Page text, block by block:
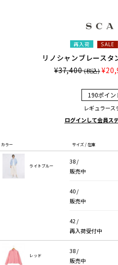
再入荷 SALE
リノシャンブレースタ
¥37,400(税込)
190ポイン
レギュラース
ログインして会員ス
カラー サイズ / 在庫
ライトブルー
38 /
販売中
40 /
販売中
42 /
再入荷受付中
レッド
38 /
販売中